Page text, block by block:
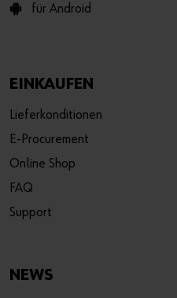
für Android
EINKAUFEN
Lieferkonditionen
E-Procurement
Online Shop
FAQ
Support
NEWS